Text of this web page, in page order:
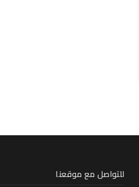
للتواصل مع موقعنا